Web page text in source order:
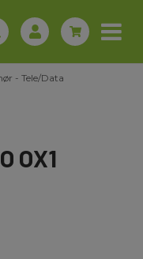
- Tele/Data
OX1